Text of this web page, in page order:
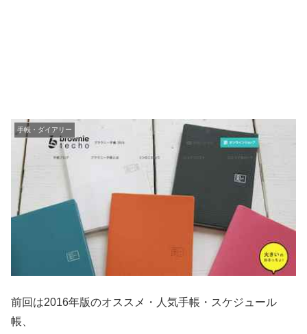
手帳・ダイアリー
前回は2016年版のオススメ・人気手帳・スケジュール
帳、